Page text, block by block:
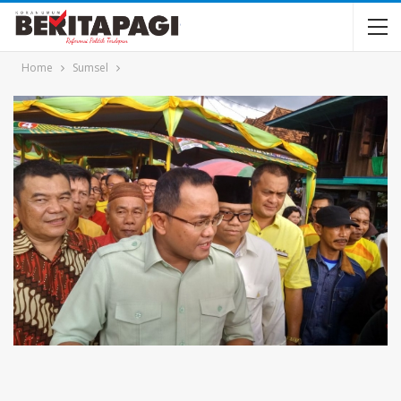
Home Sumsel